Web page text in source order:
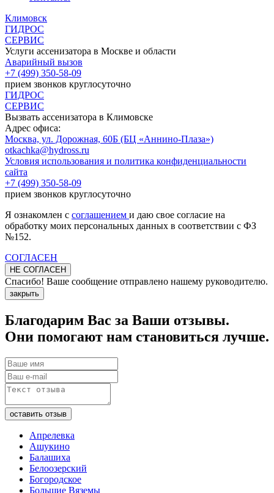
Климовск
ГИДРОС
СЕРВИС
Услуги ассенизатора в Москве и области
Аварийный вызов
+7 (499) 350-58-09
прием звонков круглосуточно
ГИДРОС
СЕРВИС
Вызвать ассенизатора в Климовске
Адрес офиса:
Москва, ул. Дорожная, 60Б (БЦ «Аннино-Плаза»)
otkachka@hydross.ru
Условия использования и политика конфиденциальности
сайта
+7 (499) 350-58-09
прием звонков круглосуточно
Я ознакомлен с соглашением и даю свое согласие на
обработку моих персональных данных в соответствии с ФЗ
№152.
СОГЛАСЕН
НЕ СОГЛАСЕН
Спасибо! Ваше сообщение отправлено нашему руководителю.
закрыть
Благодарим Вас за Ваши отзывы.
Они помогают нам становиться лучше.
Апрелевка
Ашукино
Балашиха
Белоозерский
Богородское
Большие Вяземы